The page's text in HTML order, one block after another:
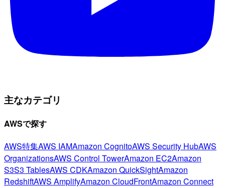
主なカテゴリ
AWSで探す
AWS特集AWS IAMAmazon CognitoAWS Security HubAWS
OrganizationsAWS Control TowerAmazon EC2Amazon
S3S3 TablesAWS CDKAmazon QuickSightAmazon
RedshiftAWS AmplifyAmazon CloudFrontAmazon Connect